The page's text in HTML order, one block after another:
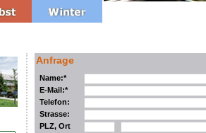
Anfrage
Name:*
E-Mail:*
Telefon:
Strasse:
PLZ, Ort